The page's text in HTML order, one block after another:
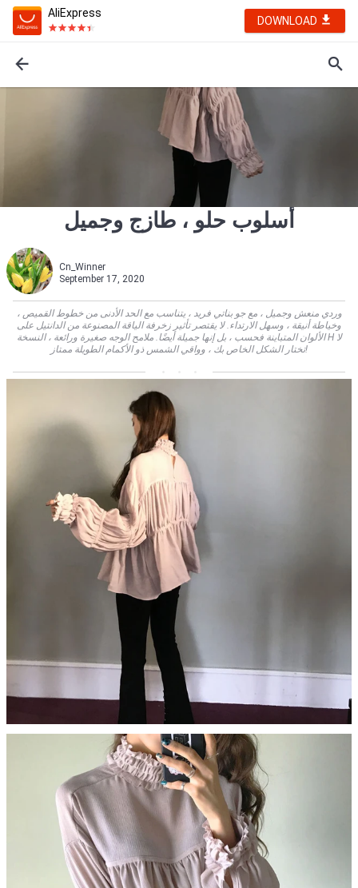
AliExpress
DOWNLOAD
أسلوب حلو ، طازج وجميل
Cn_Winner
September 17, 2020
وردي منعش وجميل ، مع جو بناتي فريد ، يتناسب مع الحد الأدنى من خطوط القميص ،
وخياطة أنيقة ، وسهل الارتداء. لا يقتصر تأثير زخرفة الياقة المصنوعة من الدانتيل على
الألوان المتباينة فحسب ، بل إنها جميلة أيضًا. ملامح الوجه صغيرة ورائعة ، النسخة H لا
تختار الشكل الخاص بك ، وواقي الشمس ذو الأكمام الطويلة ممتاز!